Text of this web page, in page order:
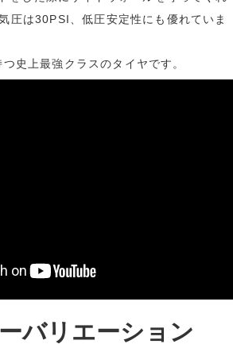
圧は30PSI、低圧安定性にも優れていま
史上最強クラスのタイヤです。
バリエーション